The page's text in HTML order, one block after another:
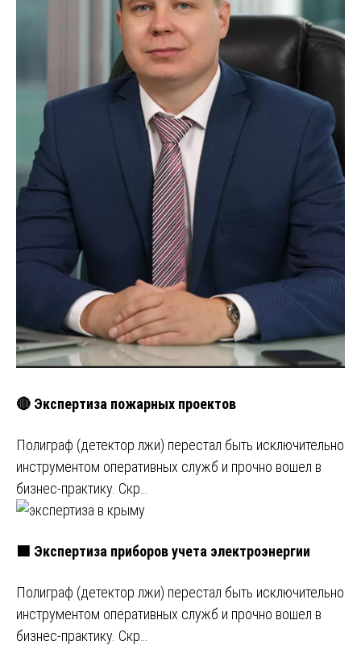
🔴 Экспертиза пожарных проектов
Полиграф (детектор лжи) перестал быть исключительно
инструментом оперативных служб и прочно вошел в
бизнес-практику. Скр…
🟩 Экспертиза приборов учета электроэнергии
Полиграф (детектор лжи) перестал быть исключительно
инструментом оперативных служб и прочно вошел в
бизнес-практику. Скр…